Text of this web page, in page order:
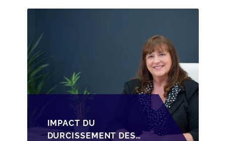
CESSION DES PARTS
IMPACT DU
DURCISSEMENT DES